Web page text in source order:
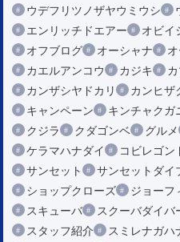
ウデフリツノザヤウミウシ
エンリッチドエアー
オビイ
オフブログ
オーシャナ
カエルアンコウ
カジキ
カンザシヤドカリ
カンヒザ
キャンペーン
キンチャクガ
クジラ
クダゴンベ グルメ
ケラマハナダイ
コビレゴン
サンセット
サンセットダイ
ショップクローズ
ジョーフ
スキューバ
スクーバダイバ
スタッフ紹介
スミレナガハ